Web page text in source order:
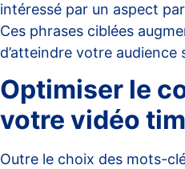
intéressé par un aspect
Ces phrases ciblées
d’atteindre votre audience
Optimiser le
votre vidéo
Outre le choix des mots-